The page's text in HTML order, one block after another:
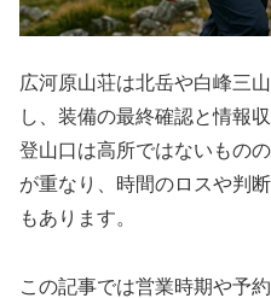
広河原山荘は北岳や白峰三
し、装備の最終確認と情報
登山口は高所ではないもの
が重なり、時間のロスや判
もあります。
この記事では営業時期や予